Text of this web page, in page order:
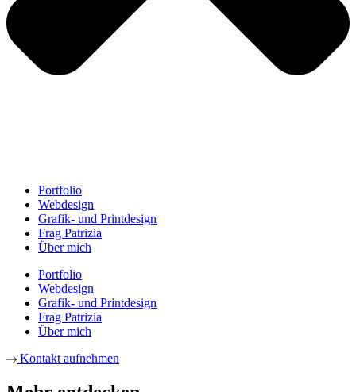
Portfolio
Webdesign
Grafik- und Printdesign
Frag Patrizia
Über mich
Portfolio
Webdesign
Grafik- und Printdesign
Frag Patrizia
Über mich
Kontakt aufnehmen